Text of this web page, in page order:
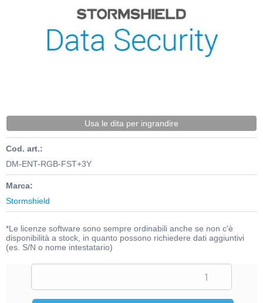
Usa le dita per ingrandire
Cod. art.:
DM-ENT-RGB-FST+3Y
Marca:
Stormshield
*Le licenze software sono sempre ordinabili anche se non c'è
disponibilità a stock, in quanto possono richiedere dati aggiuntivi
(es. S/N o nome intestatario)